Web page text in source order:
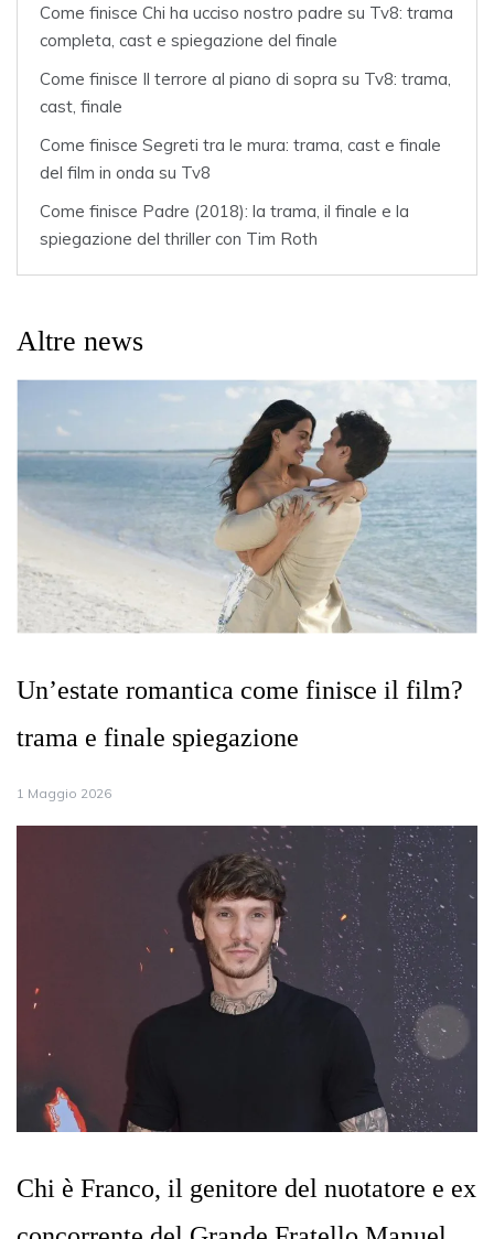
Come finisce Chi ha ucciso nostro padre su Tv8: trama
completa, cast e spiegazione del finale
Come finisce Il terrore al piano di sopra su Tv8: trama,
cast, finale
Come finisce Segreti tra le mura: trama, cast e finale
del film in onda su Tv8
Come finisce Padre (2018): la trama, il finale e la
spiegazione del thriller con Tim Roth
Altre news
Un’estate romantica come finisce il film?
trama e finale spiegazione
1 Maggio 2026
Chi è Franco, il genitore del nuotatore e ex